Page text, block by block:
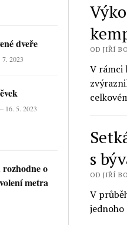
dveře
2023
16. 5. 2023
o
metra
OD JIŘÍ
V rámci
s
OD JIŘÍ
V
jednoho